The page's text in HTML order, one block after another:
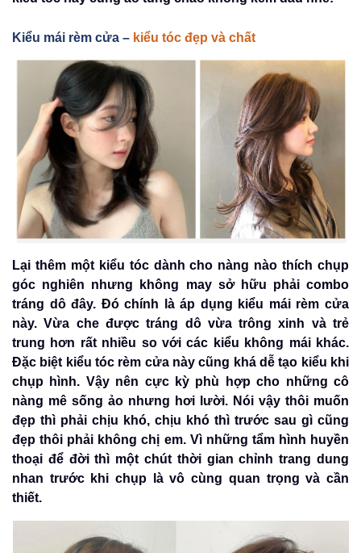
Kiểu mái rèm cửa – kiểu tóc đẹp và chất
Lại thêm một kiểu tóc dành cho nàng nào thích chụp
góc nghiên nhưng không may sở hữu phải combo
tráng dô đây. Đó chính là áp dụng kiểu mái rèm cửa
này. Vừa che được tráng dô vừa trông xinh và trẻ
trung hơn rất nhiều so với các kiểu không mái khác.
Đặc biệt kiểu tóc rèm cửa này cũng khá dễ tạo kiểu khi
chụp hình. Vậy nên cực kỳ phù hợp cho những cô
nàng mê sống ảo nhưng hơi lười. Nói vậy thôi muốn
đẹp thì phải chịu khó, chịu khó thì trước sau gì cũng
đẹp thôi phải không chị em. Vì những tẩm hình huyền
thoại để đời thì một chút thời gian chỉnh trang dung
nhan trước khi chụp là vô cùng quan trọng và cần
thiết.